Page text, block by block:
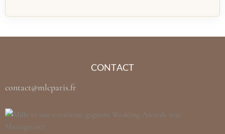
CONTACT
contact@mlcparis.fr